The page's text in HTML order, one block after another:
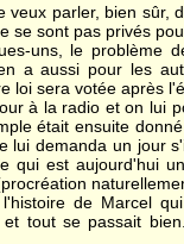
parler, bien sûr,
se sont pas privés
uns, le problème
a aussi pour les
loi sera votée après
à la radio et on lui
était ensuite
lui demanda un jour
qui est aujourd'hui
de Marcel
tout se passait